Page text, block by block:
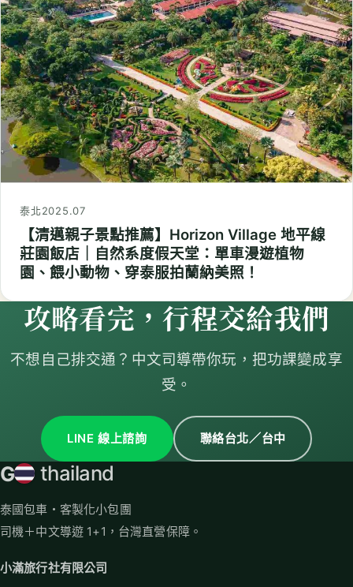
泰北2025.07
【清邁親子景點推薦】Horizon Village 地平線
莊園飯店｜自然系度假天堂：單車漫遊植物
園、餵小動物、穿泰服拍蘭納美照！
攻略看完，行程交給我們
不想自己排交通？中文司導帶你玩，把功課變成享
受。
LINE 線上諮詢 聯絡台北／台中
G thailand
泰國包車・客製化小包團
司機＋中文導遊 1+1，台灣直營保障。
小滿旅行社有限公司